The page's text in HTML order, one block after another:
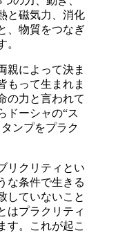
と磁気力、消化
、物質をつなぎ
。
親によって決ま
もって生まれま
の力と言われて
ドーシャの“ス
ンプをプラク
リクリティとい
な条件で生きる
していないこと
はプラクリティ
す。これが起こ